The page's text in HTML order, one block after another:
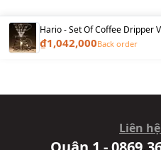
Hario - Set Of Coffee Dripper
₫1,042,000Back order
Liên